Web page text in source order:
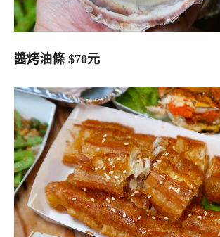
醬烤油條 $70元